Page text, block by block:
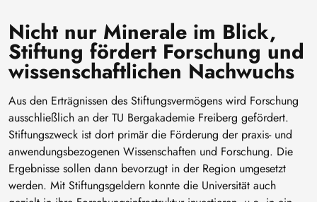
Nicht nur Minerale im Blick,
Stiftung fördert Forschung und
wissenschaftlichen Nachwuchs
Aus den Erträgnissen des Stiftungsvermögens wird Forschung
ausschließlich an der TU Bergakademie Freiberg gefördert.
Stiftungszweck ist dort primär die Förderung der praxis- und
anwendungsbezogenen Wissenschaften und Forschung. Die
Ergebnisse sollen dann bevorzugt in der Region umgesetzt
werden. Mit Stiftungsgeldern konnte die Universität auch